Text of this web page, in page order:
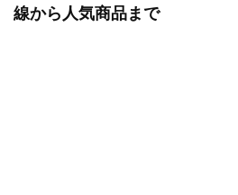
線から人気商品まで